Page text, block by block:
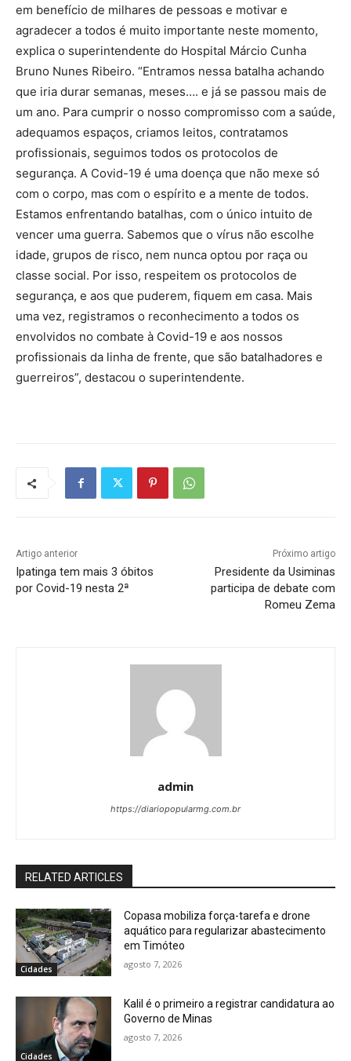
em benefício de milhares de pessoas e motivar e
agradecer a todos é muito importante neste momento,
explica o superintendente do Hospital Márcio Cunha
Bruno Nunes Ribeiro. “Entramos nessa batalha achando
que iria durar semanas, meses…. e já se passou mais de
um ano. Para cumprir o nosso compromisso com a saúde,
adequamos espaços, criamos leitos, contratamos
profissionais, seguimos todos os protocolos de
segurança. A Covid-19 é uma doença que não mexe só
com o corpo, mas com o espírito e a mente de todos.
Estamos enfrentando batalhas, com o único intuito de
vencer uma guerra. Sabemos que o vírus não escolhe
idade, grupos de risco, nem nunca optou por raça ou
classe social. Por isso, respeitem os protocolos de
segurança, e aos que puderem, fiquem em casa. Mais
uma vez, registramos o reconhecimento a todos os
envolvidos no combate à Covid-19 e aos nossos
profissionais da linha de frente, que são batalhadores e
guerreiros”, destacou o superintendente.
Artigo anterior
Ipatinga tem mais 3 óbitos
por Covid-19 nesta 2ª
Próximo artigo
Presidente da Usiminas
participa de debate com
Romeu Zema
admin
https://diariopopularmg.com.br
RELATED ARTICLES
Cidades
Copasa mobiliza força-tarefa e drone
aquático para regularizar abastecimento
em Timóteo
agosto 7, 2026
Cidades
Kalil é o primeiro a registrar candidatura ao
Governo de Minas
agosto 7, 2026